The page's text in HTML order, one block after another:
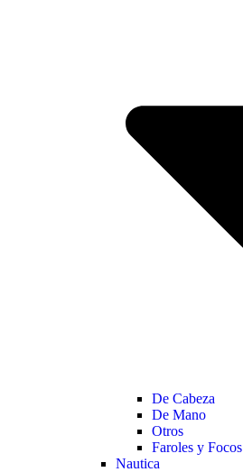
De Cabeza
De Mano
Otros
Faroles y Focos
Nautica